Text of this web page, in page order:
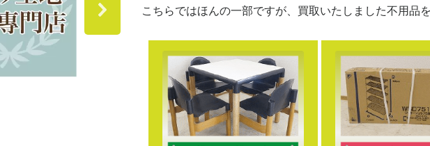
こちらではほんの一部ですが、買取いたしました不用品